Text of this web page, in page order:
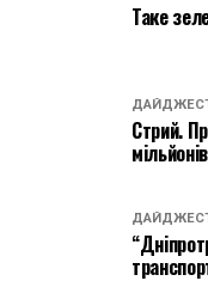
Таке
Стрий.
мільйонів